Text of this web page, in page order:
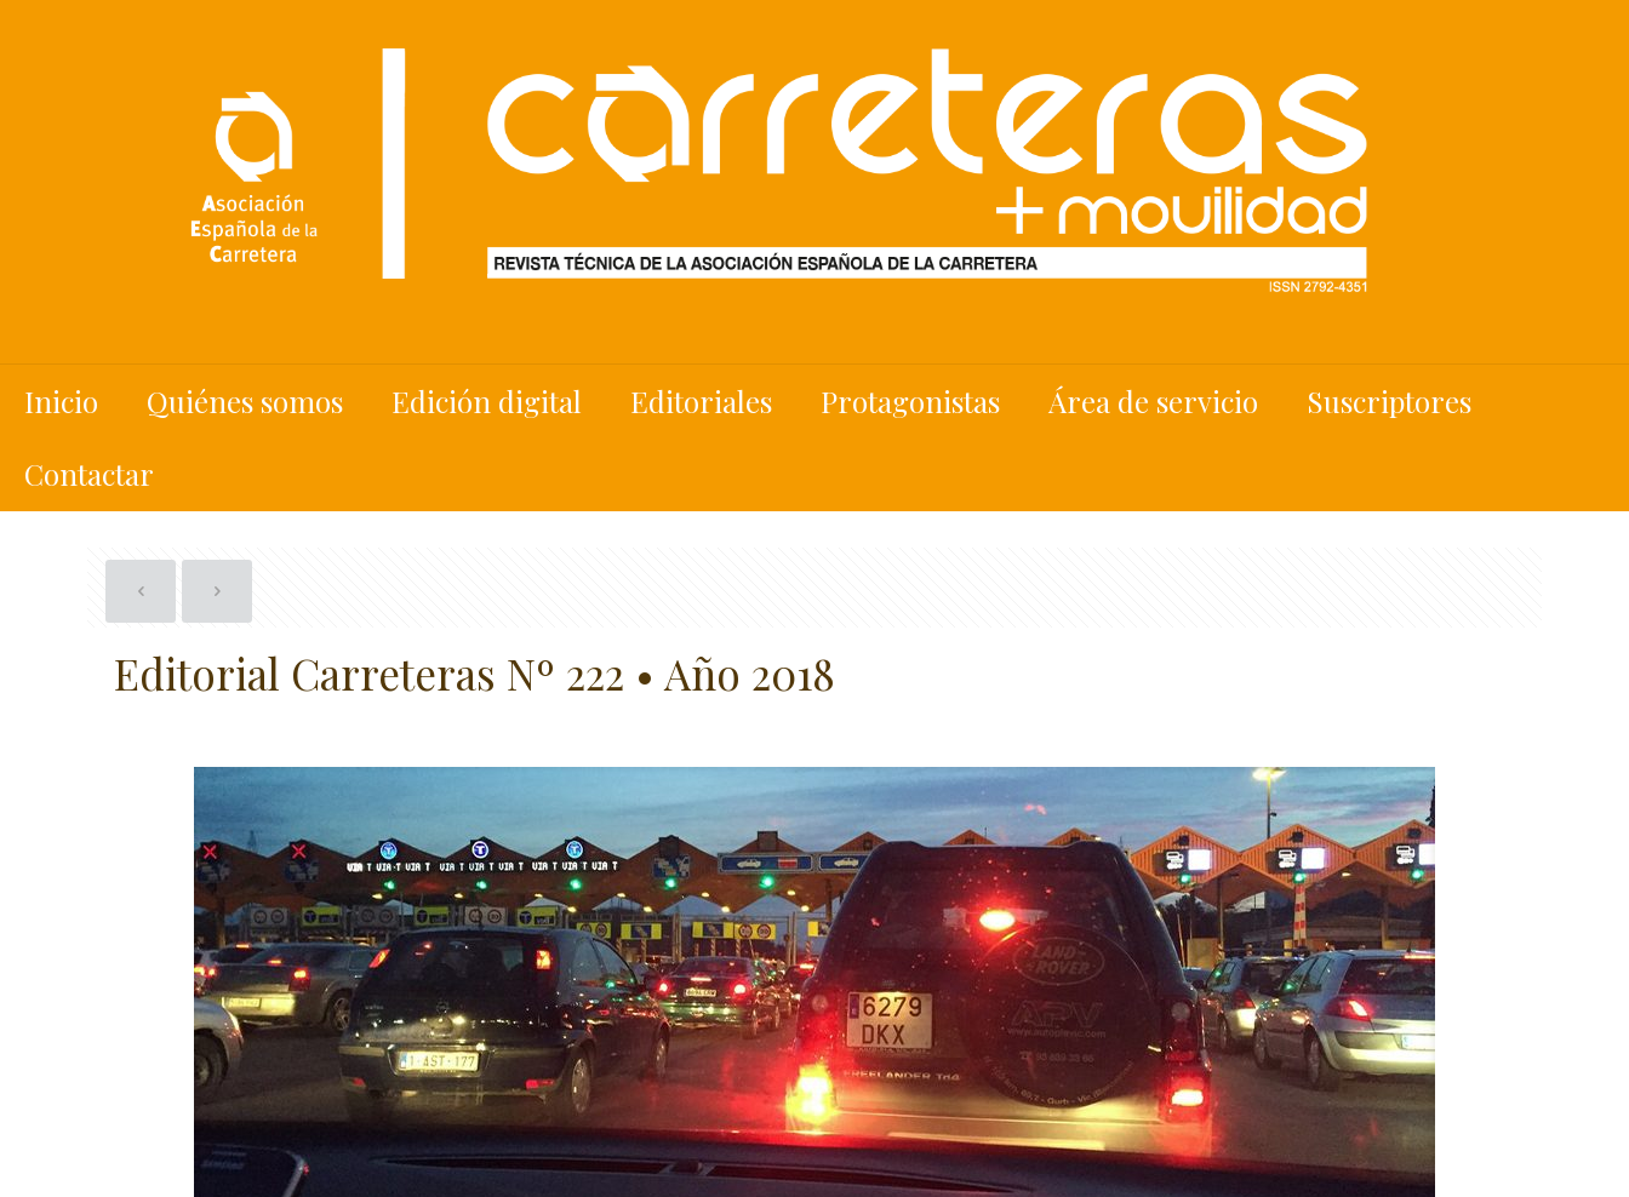
Inicio Quiénes somos Edición digital Editoriales Protagonistas Área de servicio
Suscriptores
Contactar
Editorial Carreteras Nº 222 • Año 2018